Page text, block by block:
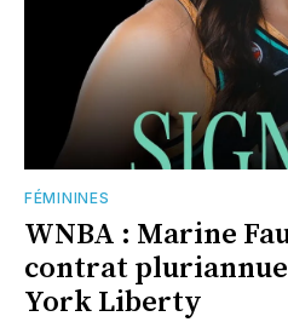
FÉMININES
WNBA : Marine
contrat
York Liberty